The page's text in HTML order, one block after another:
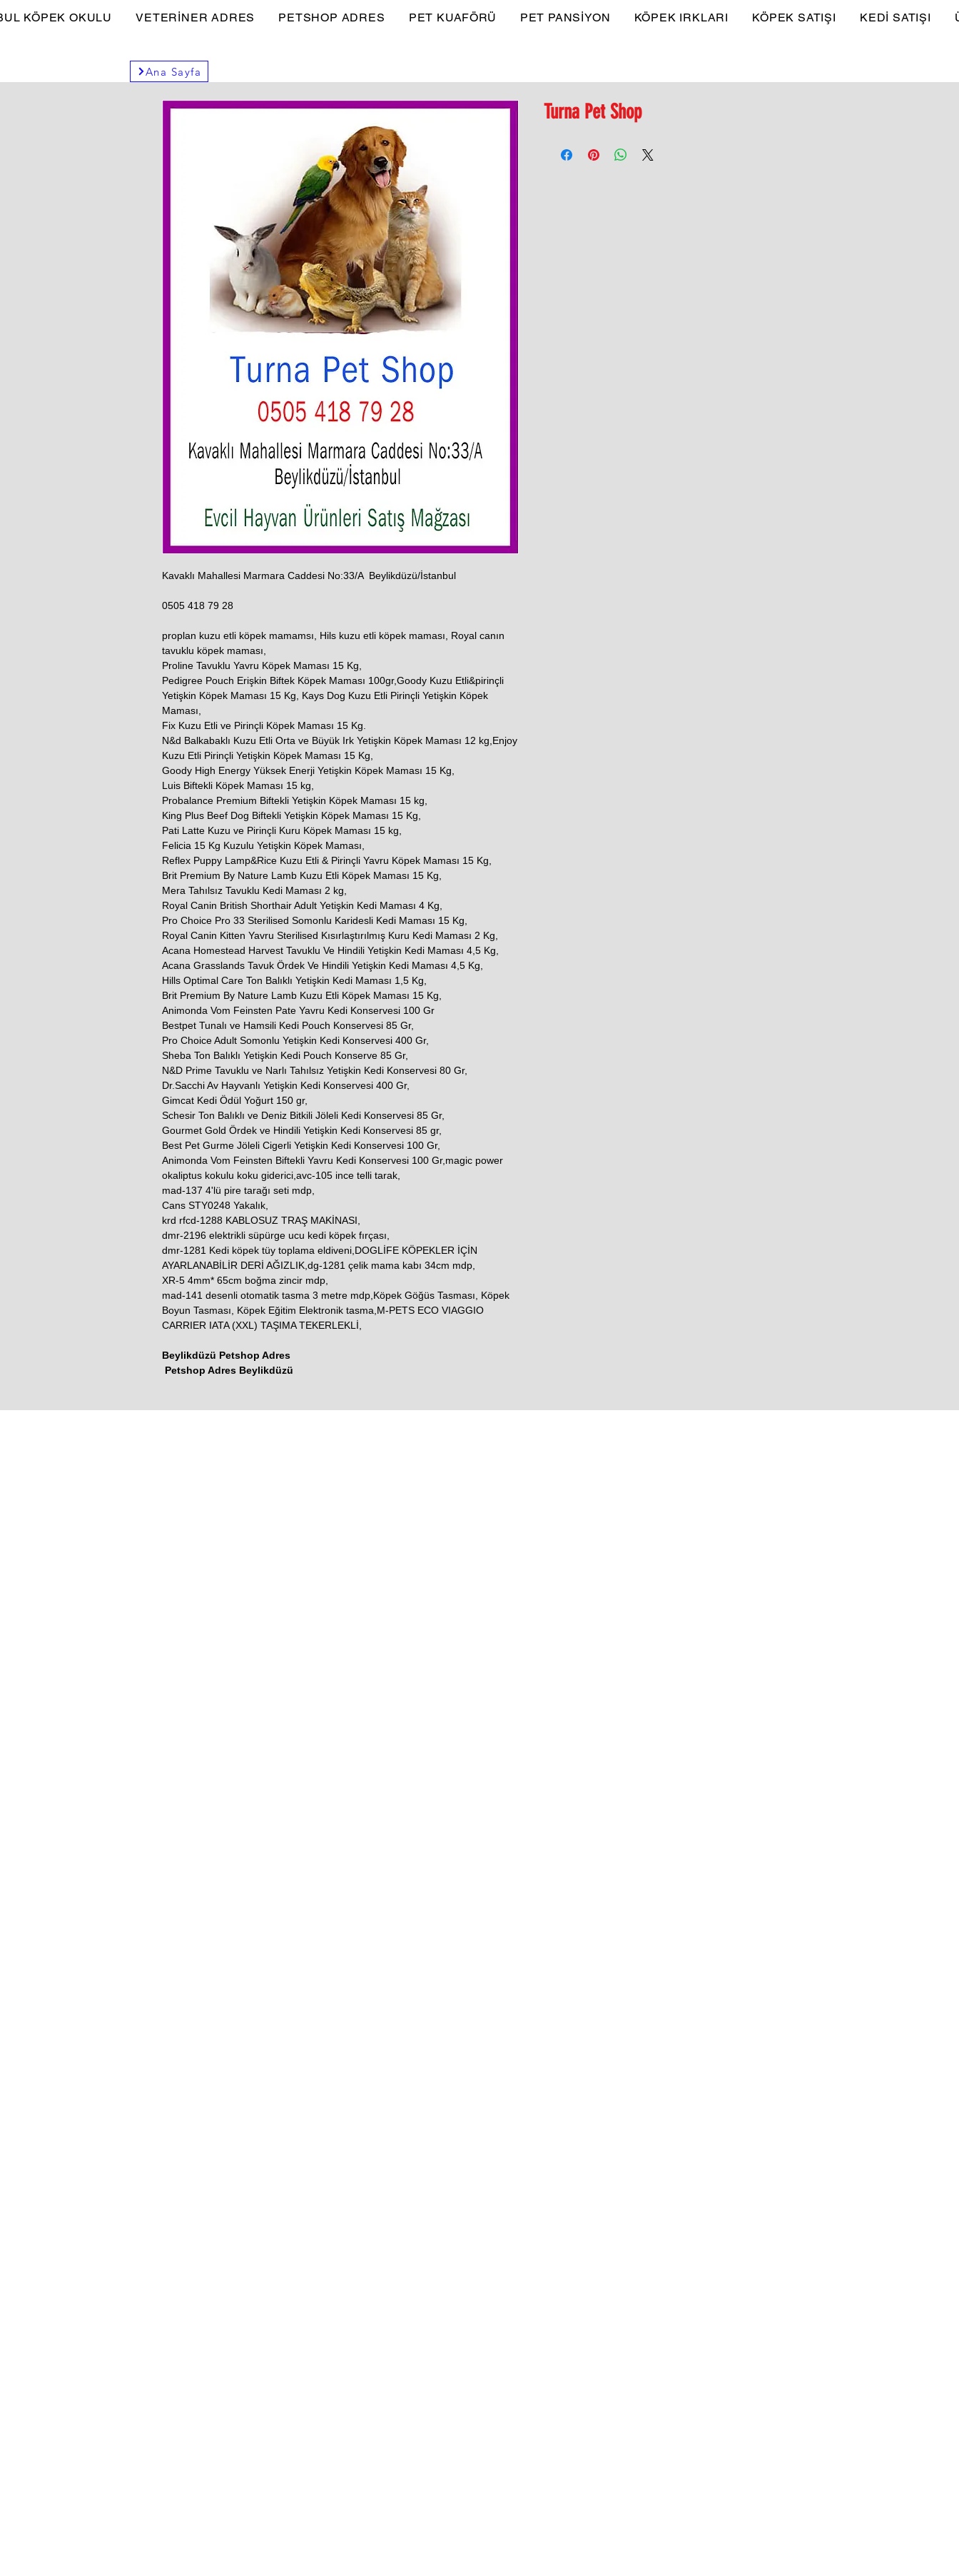
KÖPEK OKULU VETERİNER ADRES PETSHOP ADRES PET KUAFÖRÜ PET PANSİYON KÖPEK IRKLARI KÖPEK SATIŞI KEDİ SATIŞI
Ana Sayfa
Kavaklı Mahallesi Marmara Caddesi No:33/A Beylikdüzü/İstanbul
0505 418 79 28
proplan kuzu etli köpek mamamsı, Hils kuzu etli köpek maması, Royal canın
tavuklu köpek maması,
Proline Tavuklu Yavru Köpek Maması 15 Kg,
Pedigree Pouch Erişkin Biftek Köpek Maması 100gr,Goody Kuzu Etli&pirinçli
Yetişkin Köpek Maması 15 Kg, Kays Dog Kuzu Etli Pirinçli Yetişkin Köpek
Maması,
Fix Kuzu Etli ve Pirinçli Köpek Maması 15 Kg.
N&d Balkabaklı Kuzu Etli Orta ve Büyük Irk Yetişkin Köpek Maması 12 kg,Enjoy
Kuzu Etli Pirinçli Yetişkin Köpek Maması 15 Kg,
Goody High Energy Yüksek Enerji Yetişkin Köpek Maması 15 Kg,
Luis Biftekli Köpek Maması 15 kg,
Probalance Premium Biftekli Yetişkin Köpek Maması 15 kg,
King Plus Beef Dog Biftekli Yetişkin Köpek Maması 15 Kg,
Pati Latte Kuzu ve Pirinçli Kuru Köpek Maması 15 kg,
Felicia 15 Kg Kuzulu Yetişkin Köpek Maması,
Reflex Puppy Lamp&Rice Kuzu Etli & Pirinçli Yavru Köpek Maması 15 Kg,
Brit Premium By Nature Lamb Kuzu Etli Köpek Maması 15 Kg,
Mera Tahılsız Tavuklu Kedi Maması 2 kg,
Royal Canin British Shorthair Adult Yetişkin Kedi Maması 4 Kg,
Pro Choice Pro 33 Sterilised Somonlu Karidesli Kedi Maması 15 Kg,
Royal Canin Kitten Yavru Sterilised Kısırlaştırılmış Kuru Kedi Maması 2 Kg,
Acana Homestead Harvest Tavuklu Ve Hindili Yetişkin Kedi Maması 4,5 Kg,
Acana Grasslands Tavuk Ördek Ve Hindili Yetişkin Kedi Maması 4,5 Kg,
Hills Optimal Care Ton Balıklı Yetişkin Kedi Maması 1,5 Kg,
Brit Premium By Nature Lamb Kuzu Etli Köpek Maması 15 Kg,
Animonda Vom Feinsten Pate Yavru Kedi Konservesi 100 Gr
Bestpet Tunalı ve Hamsili Kedi Pouch Konservesi 85 Gr,
Pro Choice Adult Somonlu Yetişkin Kedi Konservesi 400 Gr,
Sheba Ton Balıklı Yetişkin Kedi Pouch Konserve 85 Gr,
N&D Prime Tavuklu ve Narlı Tahılsız Yetişkin Kedi Konservesi 80 Gr,
Dr.Sacchi Av Hayvanlı Yetişkin Kedi Konservesi 400 Gr,
Gimcat Kedi Ödül Yoğurt 150 gr,
Schesir Ton Balıklı ve Deniz Bitkili Jöleli Kedi Konservesi 85 Gr,
Gourmet Gold Ördek ve Hindili Yetişkin Kedi Konservesi 85 gr,
Best Pet Gurme Jöleli Cigerli Yetişkin Kedi Konservesi 100 Gr,
Animonda Vom Feinsten Biftekli Yavru Kedi Konservesi 100 Gr,magic power
okaliptus kokulu koku giderici,avc-105 ince telli tarak,
mad-137 4'lü pire tarağı seti mdp,
Cans STY0248 Yakalık,
krd rfcd-1288 KABLOSUZ TRAŞ MAKİNASI,
dmr-2196 elektrikli süpürge ucu kedi köpek fırçası,
dmr-1281 Kedi köpek tüy toplama eldiveni,DOGLİFE KÖPEKLER İÇİN
AYARLANABİLİR DERİ AĞIZLIK,dg-1281 çelik mama kabı 34cm mdp,
XR-5 4mm* 65cm boğma zincir mdp,
mad-141 desenli otomatik tasma 3 metre mdp,Köpek Göğüs Tasması, Köpek
Boyun Tasması, Köpek Eğitim Elektronik tasma,M-PETS ECO VIAGGIO
CARRIER IATA (XXL) TAŞIMA TEKERLEKLİ,
Beylikdüzü Petshop Adres
Petshop Adres Beylikdüzü
Turna Pet Shop